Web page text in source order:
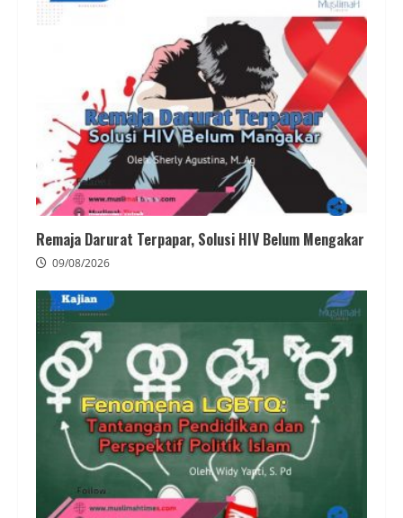
Remaja Darurat Terpapar, Solusi HIV Belum Mengakar
09/08/2026